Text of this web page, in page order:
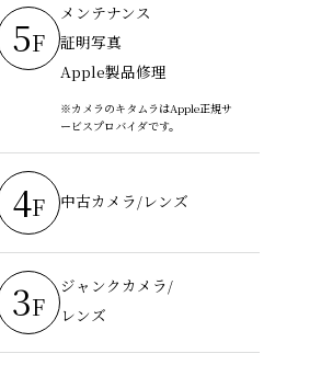
5F
メンテナンス
証明写真
Apple製品修理
※カメラのキタムラはApple正規サ
ービスプロバイダです。
4F 中古カメラ/レンズ
3F
ジャンクカメラ/
レンズ